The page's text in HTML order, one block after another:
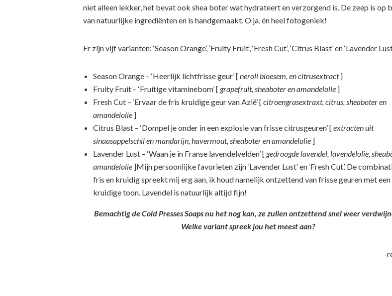
niet alleen lekker, het bevat ook shea boter wat hydrateert en verzorgend is. De zeep is op
van natuurlijke ingrediënten en is handgemaakt. O ja, én heel fotogeniek!
Er zijn vijf varianten: ‘Season Orange’, ‘Fruity Fruit’, ‘Fresh Cut’, ‘Citrus Blast’ en ‘Lavender
Season Orange – ‘Heerlijk lichtfrisse geur’ [ neroli bloesem, en citrusextract]
Fruity Fruit – ‘Fruitige vitaminebom’ [ grapefruit, sheaboter en amandelolie ]
Fresh Cut – ‘Ervaar de fris kruidige geur van Azië’ [ citroengrasextraxt, citrus, sheaboter en
amandelolie ]
Citrus Blast – ‘Dompel je onder in een explosie van frisse citrusgeuren’ [ extracten uit
sinaasappelschil en mandarijn, havermout, sheaboter en amandelolie ]
Lavender Lust – ‘Waan je in Franse lavendelvelden’ [ gedroogde lavendel, lavendelolie,
amandelolie ]Mijn persoonlijke favorieten zijn ‘Lavender Lust’ en ‘Fresh Cut’. De
fris en kruidig spreekt mij erg aan, ik houd namelijk ontzettend van frisse geuren met een
kruidige toon. Lavendel is natuurlijk altijd fijn!
Bemachtig de Cold Presses Soaps nu het nog kan, ze zullen ontzettend snel weer
Welke variant spreek jou het meest aan?
-